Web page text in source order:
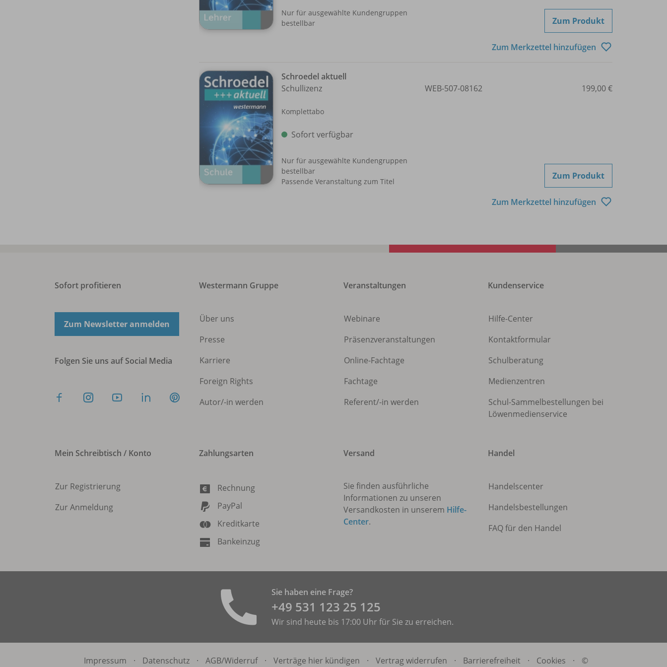
Nur für ausgewählte Kundengruppen
bestellbar
Zum Produkt
Zum Merkzettel hinzufügen
Schroedel aktuell
Schullizenz
Komplettabo
Sofort verfügbar
Nur für ausgewählte Kundengruppen
bestellbar
Passende Veranstaltung zum Titel
WEB-507-08162 199,00 €
Zum Produkt
Zum Merkzettel hinzufügen
Sofort profitieren
Zum Newsletter anmelden
Folgen Sie uns auf Social Media
Westermann Gruppe
Über uns
Presse
Karriere
Foreign Rights
Autor/-in werden
Veranstaltungen
Webinare
Präsenzveranstaltungen
Online-Fachtage
Fachtage
Referent/-in werden
Kundenservice
Hilfe-Center
Kontaktformular
Schulberatung
Medienzentren
Schul-Sammelbestellungen bei
Löwenmedienservice
Mein Schreibtisch / Konto
Zur Registrierung
Zur Anmeldung
Zahlungsarten
Rechnung
PayPal
Kreditkarte
Bankeinzug
Versand
Sie finden ausführliche
Informationen zu unseren
Versandkosten in unserem Hilfe-
Center.
Handel
Handelscenter
Handelsbestellungen
FAQ für den Handel
Sie haben eine Frage?
+49 531 ­123 25 125
Wir sind heute bis 17:00 Uhr für Sie zu erreichen.
Impressum · Datenschutz · AGB/Widerruf · Verträge hier kündigen · Vertrag widerrufen · Barrierefreiheit · Cookies ·
©